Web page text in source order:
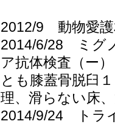
2012/9 動物愛護
2014/6/28 ミグ
ア抗体検査（ー
とも膝蓋骨脱臼
理、滑らない床
2014/9/24 トラ